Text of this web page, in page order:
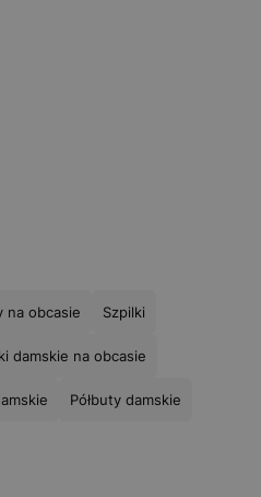
na obcasie Szpilki
damskie na obcasie
Półbuty damskie